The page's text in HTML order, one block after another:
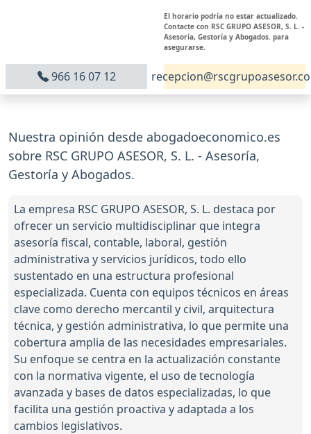
El horario podría no estar actualizado.
Contacte con RSC GRUPO ASESOR, S. L. -
Asesoría, Gestoría y Abogados. para
asegurarse.
966 16 07 12
Nuestra opinión desde abogadoeconomico.es
sobre RSC GRUPO ASESOR, S. L. - Asesoría,
Gestoría y Abogados.
La empresa RSC GRUPO ASESOR, S. L. destaca por
ofrecer un servicio multidisciplinar que integra
asesoría fiscal, contable, laboral, gestión
administrativa y servicios jurídicos, todo ello
sustentado en una estructura profesional
especializada. Cuenta con equipos técnicos en áreas
clave como derecho mercantil y civil, arquitectura
técnica, y gestión administrativa, lo que permite una
cobertura amplia de las necesidades empresariales.
Su enfoque se centra en la actualización constante
con la normativa vigente, el uso de tecnología
avanzada y bases de datos especializadas, lo que
facilita una gestión proactiva y adaptada a los
cambios legislativos.